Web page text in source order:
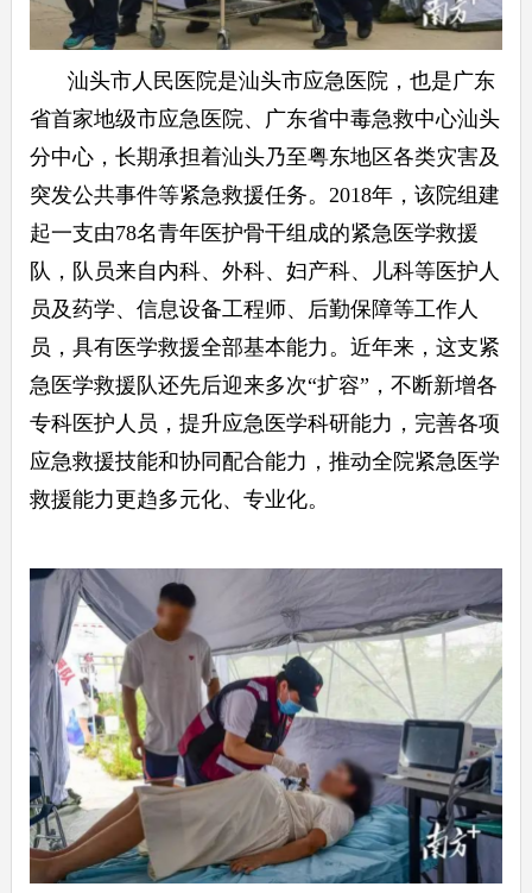
汕头市人民医院是汕头市应急医院，也是广东
省首家地级市应急医院、广东省中毒急救中心汕头
分中心，长期承担着汕头乃至粤东地区各类灾害及
突发公共事件等紧急救援任务。2018年，该院组建
起一支由78名青年医护骨干组成的紧急医学救援
队，队员来自内科、外科、妇产科、儿科等医护人
员及药学、信息设备工程师、后勤保障等工作人
员，具有医学救援全部基本能力。近年来，这支紧
急医学救援队还先后迎来多次“扩容”，不断新增各
专科医护人员，提升应急医学科研能力，完善各项
应急救援技能和协同配合能力，推动全院紧急医学
救援能力更趋多元化、专业化。